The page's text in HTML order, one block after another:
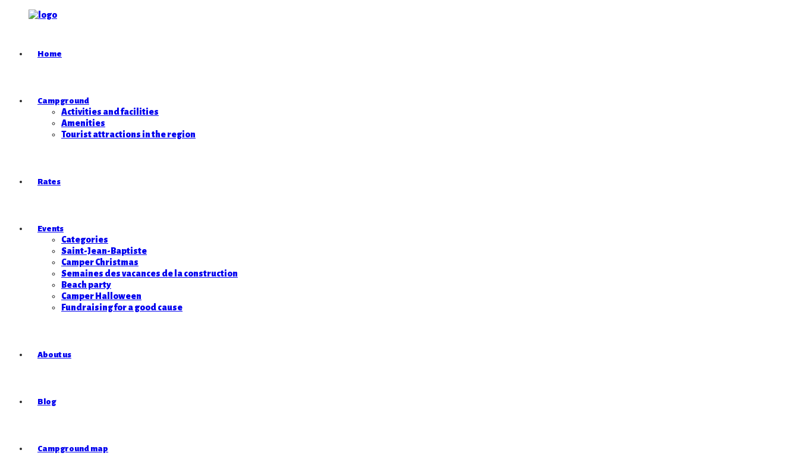
Home
Campground
Activities and facilities
Amenities
Tourist attractions in the region
Rates
Events
Categories
Saint-Jean-Baptiste
Camper Christmas
Semaines des vacances de la construction
Beach party
Camper Halloween
Fundraising for a good cause
About us
Blog
Campground map